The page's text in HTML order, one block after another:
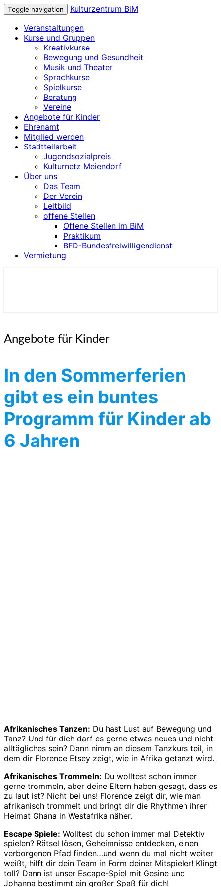
Toggle navigation
Kulturzentrum BiM
Veranstaltungen
Kurse und Gruppen
Kreativkurse
Bewegung und Gesundheit
Musik und Theater
Sprachkurse
Spielkurse
Beratung
Vereine
Angebote für Kinder
Ehrenamt
Mitglied werden
Stadtteilarbeit
Jugendsozialpreis
Kulturnetz Meiendorf
Über uns
Das Team
Der Verein
Leitbild
offene Stellen
Offene Stellen im BiM
Praktikum
BFD-Bundesfreiwilligendienst
Vermietung
Angebote
Angebote für Kinder
In den Sommerferien
gibt es ein buntes
Programm für Kinder ab
6 Jahren
Afrikanisches Tanzen: Du hast Lust auf Bewegung und
Tanz? Und für dich darf es gerne etwas neues und nicht
alltägliches sein? Dann nimm an diesem Tanzkurs teil, in
dem dir Florence Etsey zeigt, wie in Afrika getanzt wird.
Afrikanisches Trommeln: Du wolltest schon immer
gerne trommeln, aber deine Eltern haben gesagt, dass es
zu laut ist? Nicht bei uns! Florence zeigt dir, wie man
afrikanisch trommelt und bringt dir die Rhythmen ihrer
Heimat Ghana in Westafrika näher.
Escape Spiele: Wolltest du schon immer mal Detektiv
spielen? Rätsel lösen, Geheimnisse entdecken, einen
verborgenen Pfad finden…und wenn du mal nicht weiter
weißt, hilft dir dein Team in Form deiner Mitspieler! Klingt
toll? Dann ist unser Escape-Spiel mit Gesine und
Johanna bestimmt ein großer Spaß für dich!